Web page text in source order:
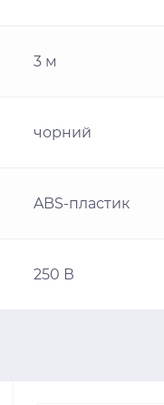
3 м
чорний
ABS-пластик
250 В